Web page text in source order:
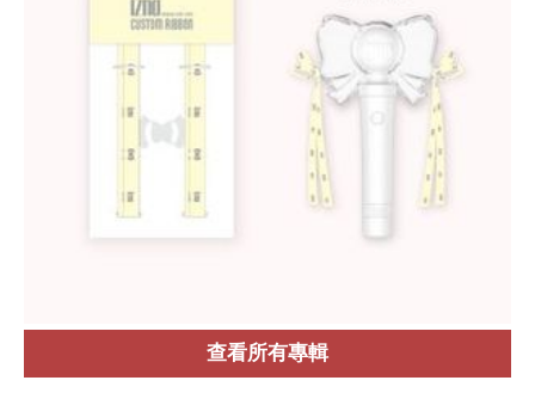
查看所有專輯